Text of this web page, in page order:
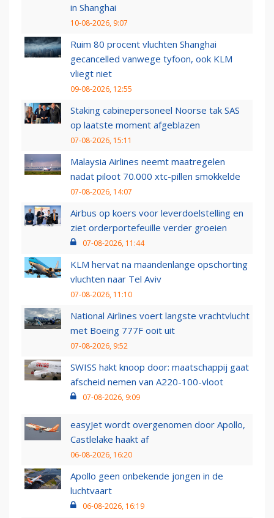
in Shanghai
10-08-2026, 9:07
Ruim 80 procent vluchten Shanghai
gecancelled vanwege tyfoon, ook KLM
vliegt niet
09-08-2026, 12:55
Staking cabinepersoneel Noorse tak SAS
op laatste moment afgeblazen
07-08-2026, 15:11
Malaysia Airlines neemt maatregelen
nadat piloot 70.000 xtc-pillen smokkelde
07-08-2026, 14:07
Airbus op koers voor leverdoelstelling en
ziet orderportefeuille verder groeien
07-08-2026, 11:44
KLM hervat na maandenlange opschorting
vluchten naar Tel Aviv
07-08-2026, 11:10
National Airlines voert langste vrachtvlucht
met Boeing 777F ooit uit
07-08-2026, 9:52
SWISS hakt knoop door: maatschappij gaat
afscheid nemen van A220-100-vloot
07-08-2026, 9:09
easyJet wordt overgenomen door Apollo,
Castlelake haakt af
06-08-2026, 16:20
Apollo geen onbekende jongen in de
luchtvaart
06-08-2026, 16:19